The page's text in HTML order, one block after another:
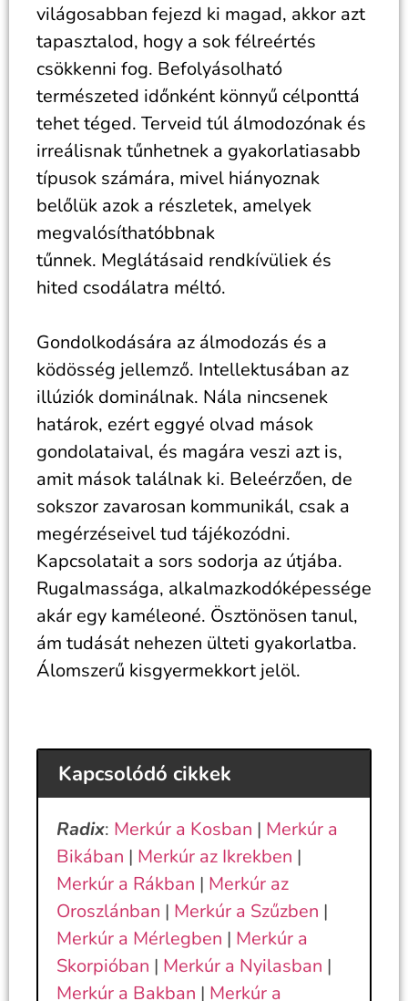
világosabban fejezd ki magad, akkor azt
tapasztalod, hogy a sok félreértés
csökkenni fog. Befolyásolható
természeted időnként könnyű célponttá
tehet téged. Terveid túl álmodozónak és
irreálisnak tűnhetnek a gyakorlatiasabb
típusok számára, mivel hiányoznak
belőlük azok a részletek, amelyek
megvalósíthatóbbnak
tűnnek. Meglátásaid rendkívüliek és
hited csodálatra méltó.
Gondolkodására az álmodozás és a
ködösség jellemző. Intellektusában az
illúziók dominálnak. Nála nincsenek
határok, ezért eggyé olvad mások
gondolataival, és magára veszi azt is,
amit mások találnak ki. Beleérzően, de
sokszor zavarosan kommunikál, csak a
megérzéseivel tud tájékozódni.
Kapcsolatait a sors sodorja az útjába.
Rugalmassága, alkalmazkodóképessége
akár egy kaméleoné. Ösztönösen tanul,
ám tudását nehezen ülteti gyakorlatba.
Álomszerű kisgyermekkort jelöl.
Kapcsolódó cikkek
Radix: Merkúr a Kosban | Merkúr a
Bikában | Merkúr az Ikrekben |
Merkúr a Rákban | Merkúr az
Oroszlánban | Merkúr a Szűzben |
Merkúr a Mérlegben | Merkúr a
Skorpióban | Merkúr a Nyilasban |
Merkúr a Bakban | Merkúr a